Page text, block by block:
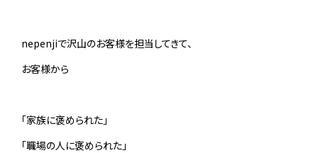
nepenjiで沢山のお客様を担当してきて、
お客様から
「家族に褒められた」
「職場の人に褒められた」